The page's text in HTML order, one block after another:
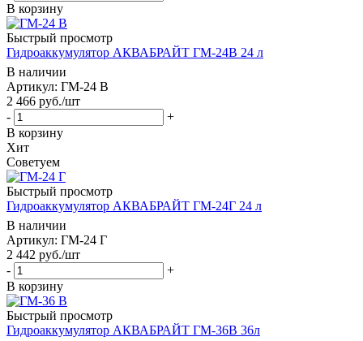
В корзину
Быстрый просмотр
Гидроаккумулятор АКВАБРАЙТ ГМ-24В 24 л
В наличии
Артикул: ГМ-24 В
2 466 руб./шт
-
+
В корзину
Хит
Советуем
Быстрый просмотр
Гидроаккумулятор АКВАБРАЙТ ГМ-24Г 24 л
В наличии
Артикул: ГМ-24 Г
2 442 руб./шт
-
+
В корзину
Быстрый просмотр
Гидроаккумулятор АКВАБРАЙТ ГМ-36B 36л